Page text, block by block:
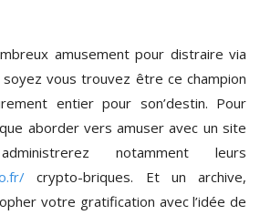
amusement pour distraire via
vous trouvez être ce champion
entier pour son’destin. Pour
aborder vers amuser avec un site
notamment leurs
crypto-briques. Et un archive,
votre gratification avec l’idée de